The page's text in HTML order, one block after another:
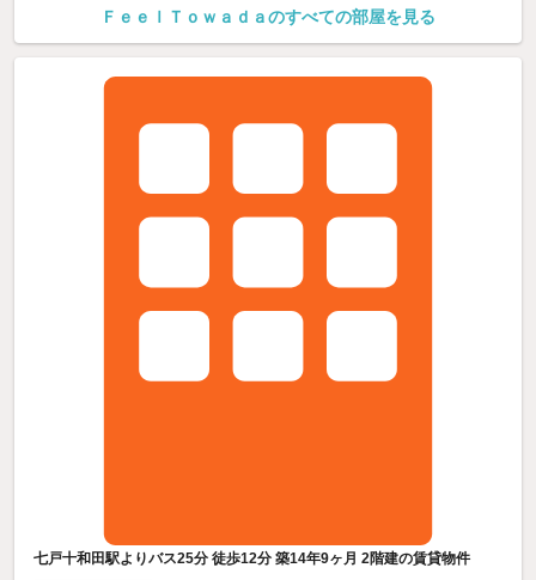
ＦｅｅｌＴｏｗａｄａのすべての部屋を見る
七戸十和田駅よりバス25分 徒歩12分 築14年9ヶ月 2階建の賃貸物件